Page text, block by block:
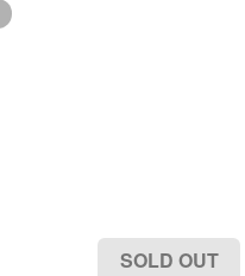
SOLD OUT